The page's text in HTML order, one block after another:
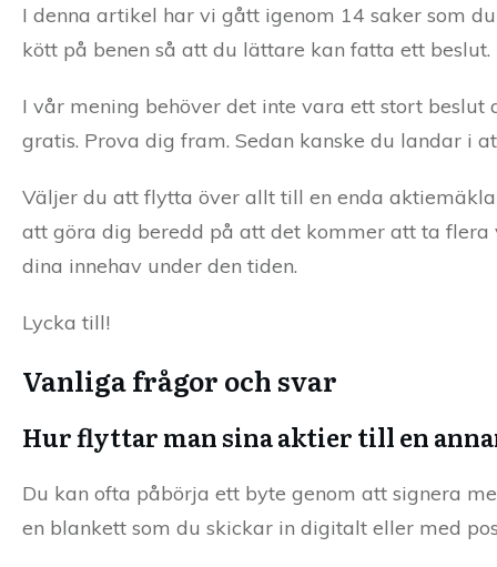
I denna artikel har vi gått igenom 14 saker som
kött på benen så att du lättare kan fatta ett beslut.
I vår mening behöver det inte vara ett stort
gratis. Prova dig fram. Sedan kanske du landar i
Väljer du att flytta över allt till en enda
att göra dig beredd på att det kommer att ta
dina innehav under den tiden.
Lycka till!
Vanliga frågor och svar
Hur flyttar man sina aktier till en
Du kan ofta påbörja ett byte genom att signera
en blankett som du skickar in digitalt eller med